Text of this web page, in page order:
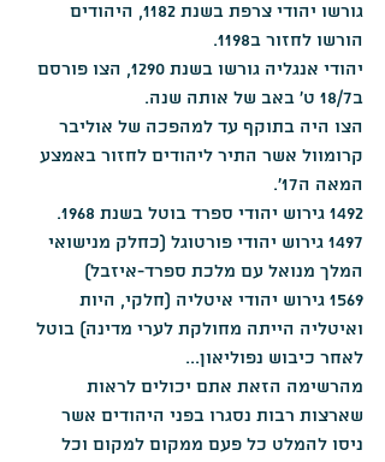
גורשו יהודי צרפת בשנת 1182, היהודים
הורשו לחזור ב1198.
יהודי אנגליה גורשו בשנת 1290, הצו פורסם
ב18/7 ט' באב של אותה שנה.
הצו היה בתוקף עד למהפכה של אוליבר
קרומוול אשר התיר ליהודים לחזור באמצע
המאה ה17'.
1492 גירוש יהודי ספרד בוטל בשנת 1968.
1497 גירוש יהודי פורטוגל (כחלק מנישואי
המלך מנואל עם מלכת ספרד-איזבל)
1569 גירוש יהודי איטליה (חלקי, היות
ואיטליה הייתה מחולקת לערי מדינה) בוטל
לאחר כיבוש נפוליאון...
מהרשימה הזאת אתם יכולים לראות
שארצות רבות נסגרו בפני היהודים אשר
ניסו להמלט כל פעם ממקום למקום וכל